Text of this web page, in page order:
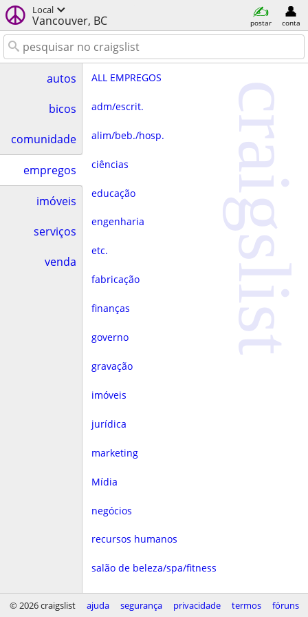
Local
Vancouver, BC postar conta
autos
bicos
comunidade
empregos
imóveis
serviços
venda
ALL EMPREGOS
adm/escrit.
alim/beb./hosp.
ciências
educação
engenharia
etc.
fabricação
finanças
governo
gravação
imóveis
jurídica
marketing
Mídia
negócios
recursos humanos
salão de beleza/spa/fitness
saúde
craigslist
© 2026 craigslist ajuda segurança privacidade termos fóruns